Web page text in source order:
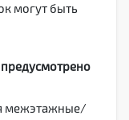
могут быть
межэтажные/